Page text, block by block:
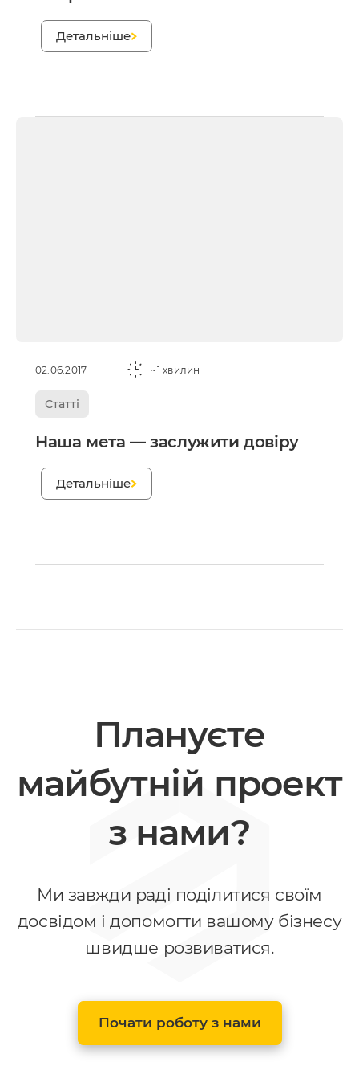
Детальніше
02.06.2017 ~1 хвилин
Статті
Наша мета — заслужити довіру
Детальніше
Плануєте
майбутній проект
з нами?
Ми завжди раді поділитися своїм
досвідом і допомогти вашому бізнесу
швидше розвиватися.
Почати роботу з нами